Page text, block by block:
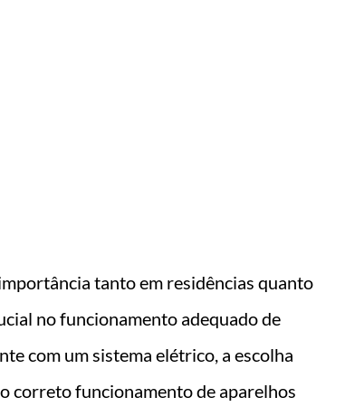
tanto em residências quanto
no funcionamento adequado de
com um sistema elétrico, a escolha
correto funcionamento de aparelhos